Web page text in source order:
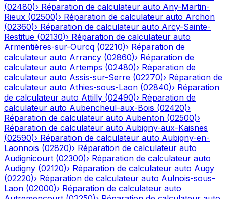
(02480)› Réparation de calculateur auto Any-Martin-
Rieux (02500)› Réparation de calculateur auto Archon
(02360)› Réparation de calculateur auto Arcy-Sainte-
Restitue (02130)› Réparation de calculateur auto
Armentières-sur-Ourcq (02210)› Réparation de
calculateur auto Arrancy (02860)› Réparation de
calculateur auto Artemps (02480)› Réparation de
calculateur auto Assis-sur-Serre (02270)› Réparation de
calculateur auto Athies-sous-Laon (02840)› Réparation
de calculateur auto Attilly (02490)› Réparation de
calculateur auto Aubencheul-aux-Bois (02420)›
Réparation de calculateur auto Aubenton (02500)›
Réparation de calculateur auto Aubigny-aux-Kaisnes
(02590)› Réparation de calculateur auto Aubigny-en-
Laonnois (02820)› Réparation de calculateur auto
Audignicourt (02300)› Réparation de calculateur auto
Audigny (02120)› Réparation de calculateur auto Augy
(02220)› Réparation de calculateur auto Aulnois-sous-
Laon (02000)› Réparation de calculateur auto